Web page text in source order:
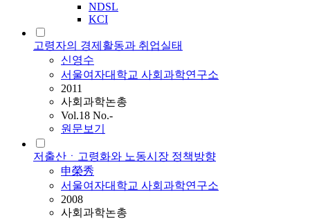
NDSL
KCI
고령자의 경제활동과 취업실태
신영수
서울여자대학교 사회과학연구소
2011
사회과학논총
Vol.18 No.-
원문보기
저출산ㆍ고령화와 노동시장 정책방향
申榮秀
서울여자대학교 사회과학연구소
2008
사회과학논총